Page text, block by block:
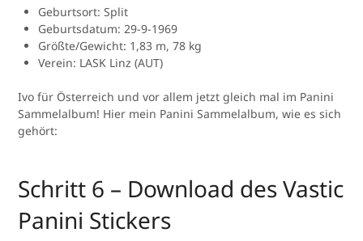
Geburtsort: Split
Geburtsdatum: 29-9-1969
Größte/Gewicht: 1,83 m, 78 kg
Verein: LASK Linz (AUT)
Ivo für Österreich und vor allem jetzt gleich mal im Panini
Sammelalbum! Hier mein Panini Sammelalbum, wie es sich
gehört:
Schritt 6 – Download des Vastic
Panini Stickers